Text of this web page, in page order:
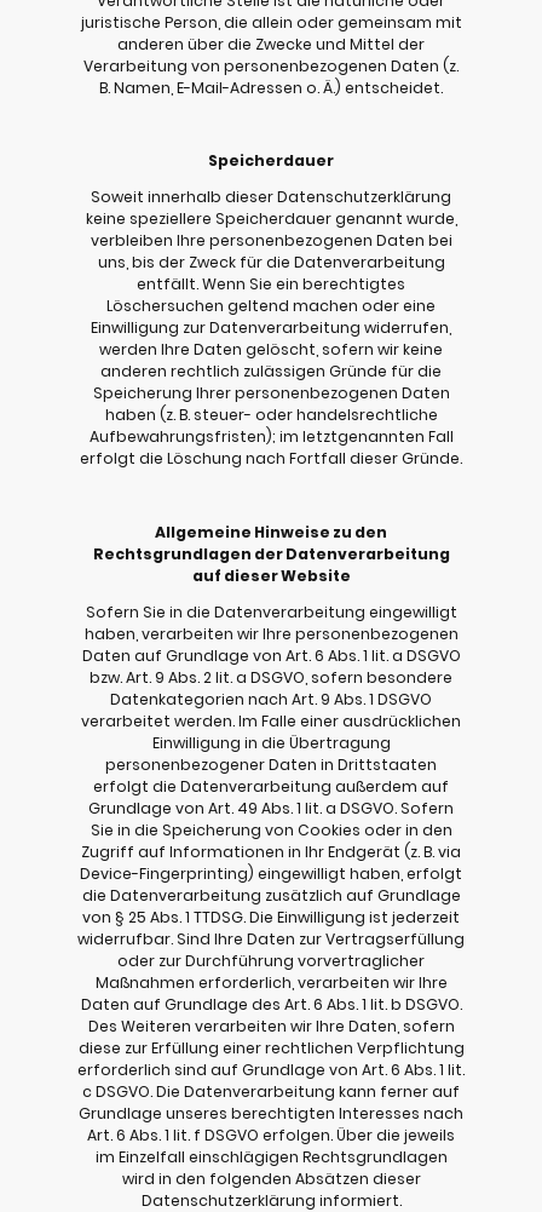
juristische Person, die allein oder gemeinsam mit
anderen über die Zwecke und Mittel der
Verarbeitung von personenbezogenen Daten (z.
B. Namen, E-Mail-Adressen o. Ä.) entscheidet.
Speicherdauer
Soweit innerhalb dieser Datenschutzerklärung
keine speziellere Speicherdauer genannt wurde,
verbleiben Ihre personenbezogenen Daten bei
uns, bis der Zweck für die Datenverarbeitung
entfällt. Wenn Sie ein berechtigtes
Löschersuchen geltend machen oder eine
Einwilligung zur Datenverarbeitung widerrufen,
werden Ihre Daten gelöscht, sofern wir keine
anderen rechtlich zulässigen Gründe für die
Speicherung Ihrer personenbezogenen Daten
haben (z. B. steuer- oder handelsrechtliche
Aufbewahrungsfristen); im letztgenannten Fall
erfolgt die Löschung nach Fortfall dieser Gründe.
Allgemeine Hinweise zu den
Rechtsgrundlagen der Datenverarbeitung
auf dieser Website
Sofern Sie in die Datenverarbeitung eingewilligt
haben, verarbeiten wir Ihre personenbezogenen
Daten auf Grundlage von Art. 6 Abs. 1 lit. a DSGVO
bzw. Art. 9 Abs. 2 lit. a DSGVO, sofern besondere
Datenkategorien nach Art. 9 Abs. 1 DSGVO
verarbeitet werden. Im Falle einer ausdrücklichen
Einwilligung in die Übertragung
personenbezogener Daten in Drittstaaten
erfolgt die Datenverarbeitung außerdem auf
Grundlage von Art. 49 Abs. 1 lit. a DSGVO. Sofern
Sie in die Speicherung von Cookies oder in den
Zugriff auf Informationen in Ihr Endgerät (z. B. via
Device-Fingerprinting) eingewilligt haben, erfolgt
die Datenverarbeitung zusätzlich auf Grundlage
von § 25 Abs. 1 TTDSG. Die Einwilligung ist jederzeit
widerrufbar. Sind Ihre Daten zur Vertragserfüllung
oder zur Durchführung vorvertraglicher
Maßnahmen erforderlich, verarbeiten wir Ihre
Daten auf Grundlage des Art. 6 Abs. 1 lit. b DSGVO.
Des Weiteren verarbeiten wir Ihre Daten, sofern
diese zur Erfüllung einer rechtlichen Verpflichtung
erforderlich sind auf Grundlage von Art. 6 Abs. 1 lit.
c DSGVO. Die Datenverarbeitung kann ferner auf
Grundlage unseres berechtigten Interesses nach
Art. 6 Abs. 1 lit. f DSGVO erfolgen. Über die jeweils
im Einzelfall einschlägigen Rechtsgrundlagen
wird in den folgenden Absätzen dieser
Datenschutzerklärung informiert.